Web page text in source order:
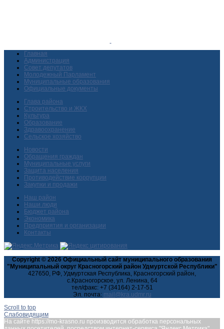
Главная
Администрация
Совет депутатов
Молодежный Парламент
Муниципальные образования
Официальные документы
Глава района
Строительство и ЖКХ
Культура
Образование
Здравоохранение
Сельское хозяйство
Новости
Обращения граждан
Муниципальные услуги
Защита населения
Противодействие коррупции
Закупки и продажи
Наш район
Наши люди
Бюджет района
Экономика
Предприятия и организации
Контакты
Copyright © 2026 Официальный сайт муниципального образования
"Муниципальный округ Красногорский район Удмуртской Республики"
427650, РФ, Удмуртская Республика, Красногорский район,
с.Красногорское, ул. Ленина, 64
тел/факс: +7 (34164) 2-17-51
Эл. почта:
Scroll to top
Слабовидящим
На сайте https://mo-krasno.ru производится обработка персональных